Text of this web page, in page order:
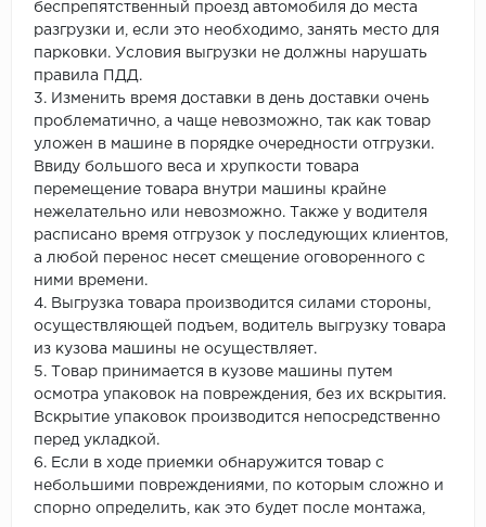
беспрепятственный проезд автомобиля до места
разгрузки и, если это необходимо, занять место для
парковки. Условия выгрузки не должны нарушать
правила ПДД.
3. Изменить время доставки в день доставки очень
проблематично, а чаще невозможно, так как товар
уложен в машине в порядке очередности отгрузки.
Ввиду большого веса и хрупкости товара
перемещение товара внутри машины крайне
нежелательно или невозможно. Также у водителя
расписано время отгрузок у последующих клиентов,
а любой перенос несет смещение оговоренного с
ними времени.
4. Выгрузка товара производится силами стороны,
осуществляющей подъем, водитель выгрузку товара
из кузова машины не осуществляет.
5. Товар принимается в кузове машины путем
осмотра упаковок на повреждения, без их вскрытия.
Вскрытие упаковок производится непосредственно
перед укладкой.
6. Если в ходе приемки обнаружится товар с
небольшими повреждениями, по которым сложно и
спорно определить, как это будет после монтажа,